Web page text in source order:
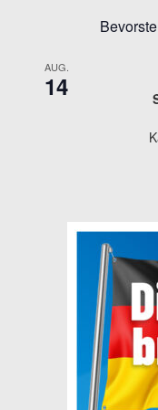
AUG.
14